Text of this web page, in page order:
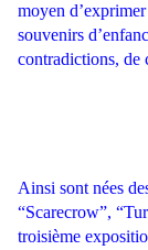
moyen
souvenirs
contradictions, de
Ainsi sont nées
“Scarecrow”,
troisième